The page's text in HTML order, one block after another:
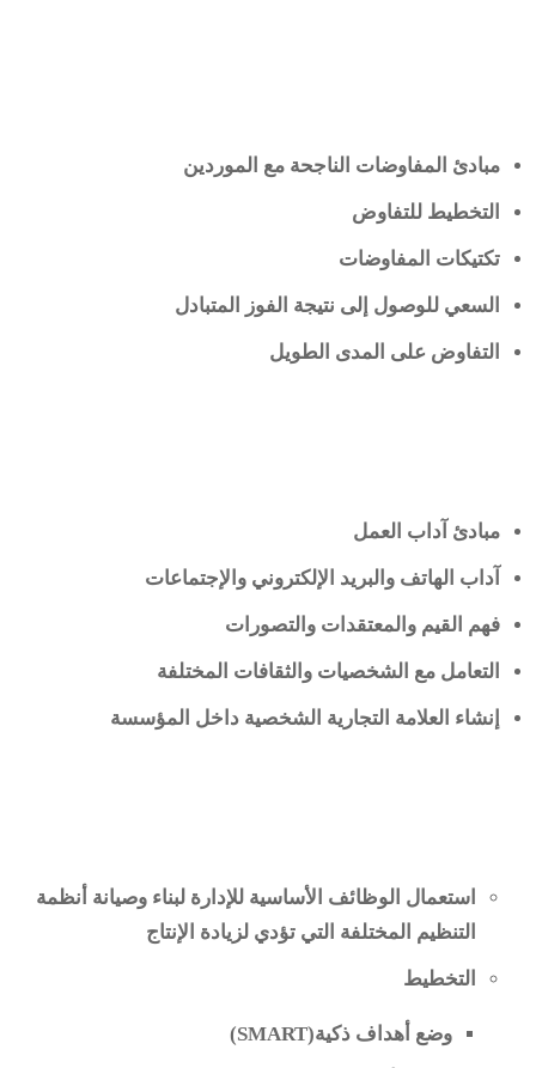
مبادئ المفاوضات الناجحة مع الموردين
التخطيط للتفاوض
تكتيكات المفاوضات
السعي للوصول إلى نتيجة الفوز المتبادل
التفاوض على المدى الطويل
مبادئ آداب العمل
آداب الهاتف والبريد الإلكتروني والإجتماعات
فهم القيم والمعتقدات والتصورات
التعامل مع الشخصيات والثقافات المختلفة
إنشاء العلامة التجارية الشخصية داخل المؤسسة
استعمال الوظائف الأساسية للإدارة لبناء وصيانة أنظمة
التنظيم المختلفة التي تؤدي لزيادة الإنتاج
التخطيط
وضع أهداف ذكية(SMART)